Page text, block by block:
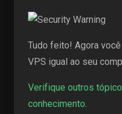
Tudo feito! Agora
VPS igual ao seu
Verifique outros
conhecimento.